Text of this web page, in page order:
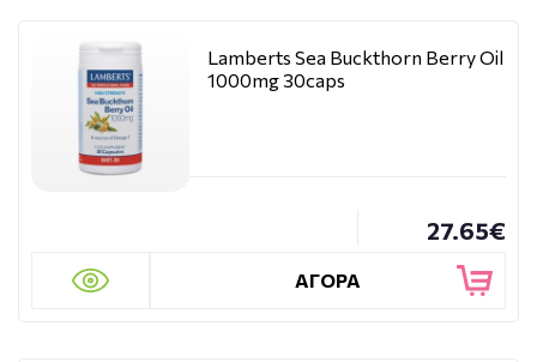
Lamberts Sea Buckthorn Berry Oil
1000mg 30caps
27.65€
ΑΓΟΡΑ